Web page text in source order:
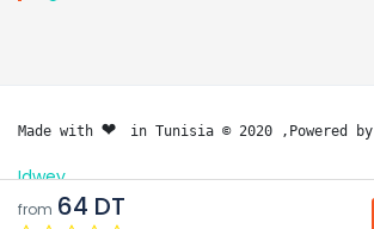
from 64 DT
Made with ❤️ in Tunisia © 2020 ,Powered by
Idwey